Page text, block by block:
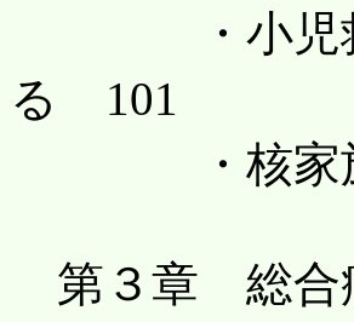
・小児救急
る 101
・核家族化
第３章 総合